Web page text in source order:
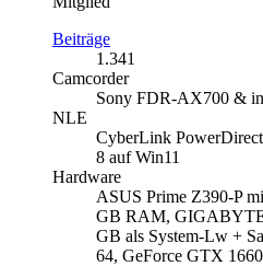
Beiträge
1.341
Camcorder
Sony FDR-AX700 &
NLE
CyberLink
8 auf Win11
Hardware
ASUS Prime Z390-P
GB RAM,
GB als System-Lw +
64, GeForce GTX